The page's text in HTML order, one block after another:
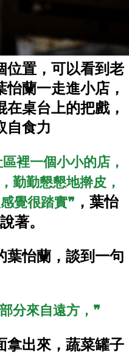
位置，可以看到老
蘭一走進小店，
桌台上的把戲，
自食力
裡一個小小的店，
勤勤懇懇地擀皮，
覺很踏實❞ ，葉怡
著。
葉怡蘭，談到一句
分來自遠方，❞
拿出來，蔬菜罐子